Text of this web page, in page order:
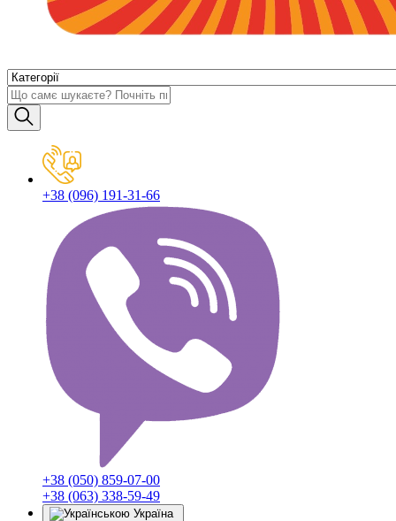
+38 (096) 191-31-66
+38 (050) 859-07-00
+38 (063) 338-59-49
Україна